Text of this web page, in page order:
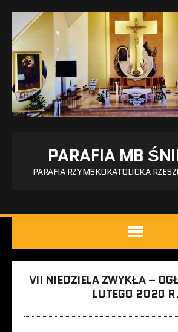
PARAFIA MB
PARAFIA RZYMSKOKATOLICKA
VII NIEDZIELA ZWYKŁA –
LUTEGO 2020 R.